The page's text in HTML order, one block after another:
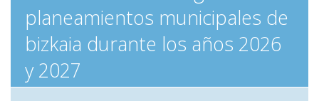
planeamientos municipales de
bizkaia durante los años 2026
y 2027